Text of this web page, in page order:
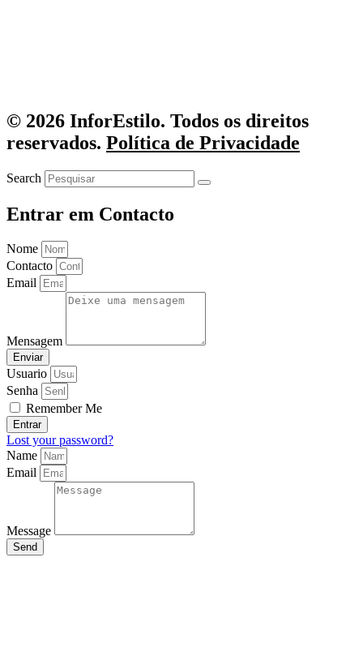
© 2026 InforEstilo. Todos os direitos
reservados. Política de Privacidade
Search
Entrar em Contacto
Nome
Contacto
Email
Mensagem
Enviar
Usuario
Senha
Remember Me
Entrar
Lost your password?
Name
Email
Message
Send